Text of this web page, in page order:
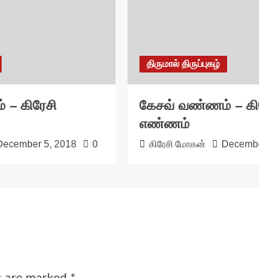
கிரேசி
5, 2018 0
திருமால் திருப்புகழ்
கேசவ் வண்ணம் –
எண்ணம்
கிரேசி மோகன்